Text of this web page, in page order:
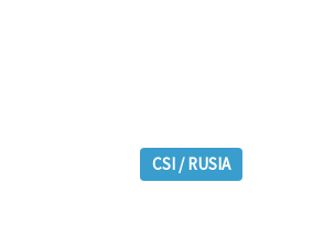
emoționantă
CSI / RUSIA